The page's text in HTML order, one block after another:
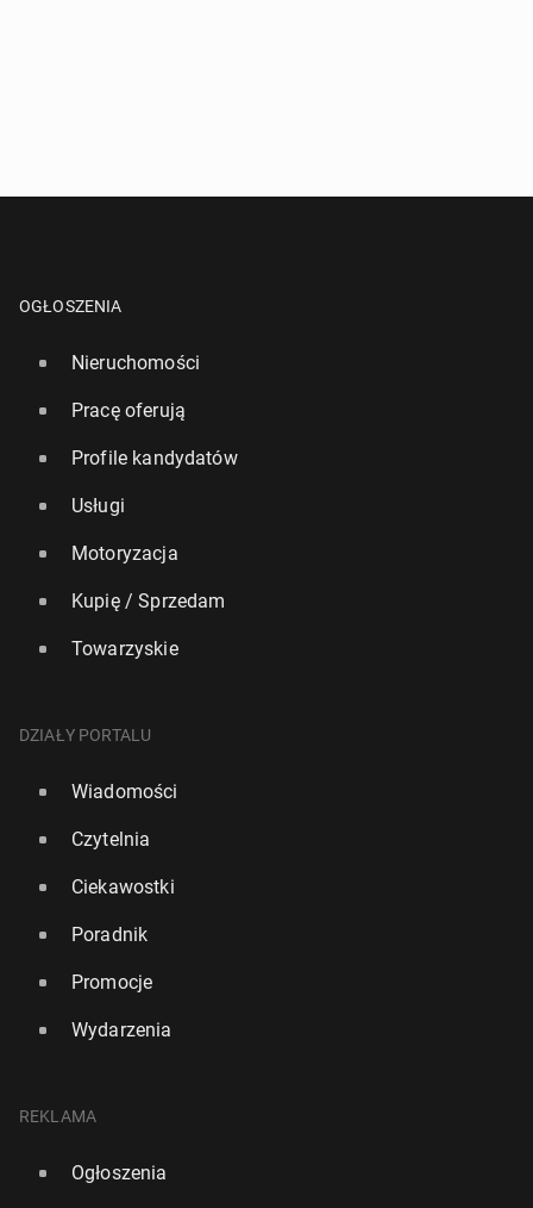
OGŁOSZENIA
Nieruchomości
Pracę oferują
Profile kandydatów
Usługi
Motoryzacja
Kupię / Sprzedam
Towarzyskie
DZIAŁY PORTALU
Wiadomości
Czytelnia
Ciekawostki
Poradnik
Promocje
Wydarzenia
REKLAMA
Ogłoszenia